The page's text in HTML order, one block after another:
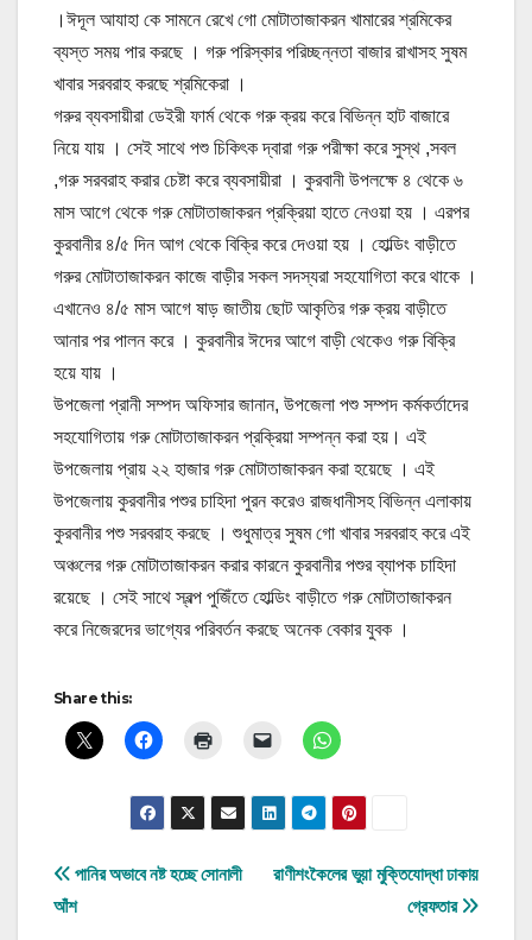
।ঈদূল আযাহা কে সামনে রেখে গো মোটাতাজাকরন খামারের শ্রমিকের
ব্যস্ত সময় পার করছে । গরু পরিস্কার পরিচ্ছন্নতা বাজার রাখাসহ সুষম
খাবার সরবরাহ করছে শ্রমিকেরা ।
গরুর ব্যবসায়ীরা ডেইরী ফার্ম থেকে গরু ক্রয় করে বিভিন্ন হাট বাজারে
নিয়ে যায় । সেই সাথে পশু চিকিৎক দ্বারা গরু পরীক্ষা করে সুস্থ ,সবল
,গরু সরবরাহ করার চেষ্টা করে ব্যবসায়ীরা । কুরবানী উপলক্ষে ৪ থেকে ৬
মাস আগে থেকে গরু মোটাতাজাকরন প্রক্রিয়া হাতে নেওয়া হয় । এরপর
কুরবানীর ৪/৫ দিন আগ থেকে বিক্রি করে দেওয়া হয় । হোল্ডিং বাড়ীতে
গরুর মোটাতাজাকরন কাজে বাড়ীর সকল সদস্যরা সহযোগিতা করে থাকে ।
এখানেও ৪/৫ মাস আগে ষাড় জাতীয় ছোট আকৃতির গরু ক্রয় বাড়ীতে
আনার পর পালন করে । কুরবানীর ঈদের আগে বাড়ী থেকেও গরু বিক্রি
হয়ে যায় ।
উপজেলা প্রানী সম্পদ অফিসার জানান, উপজেলা পশু সম্পদ কর্মকর্তাদের
সহযোগিতায় গরু মোটাতাজাকরন প্রক্রিয়া সম্পন্ন করা হয়। এই
উপজেলায় প্রায় ২২ হাজার গরু মোটাতাজাকরন করা হয়েছে । এই
উপজেলায় কুরবানীর পশুর চাহিদা পুরন করেও রাজধানীসহ বিভিন্ন এলাকায়
কুরবানীর পশু সরবরাহ করছে । শুধুমাত্র সুষম গো খাবার সরবরাহ করে এই
অঞ্চলের গরু মোটাতাজাকরন করার কারনে কুরবানীর পশুর ব্যাপক চাহিদা
রয়েছে । সেই সাথে স্বল্প পুজিঁতে হোল্ডিং বাড়ীতে গরু মোটাতাজাকরন
করে নিজেরদের ভাগ্যের পরিবর্তন করছে অনেক বেকার যুবক ।
Share this:
Post
রাণীশংকৈলের ভুয়া মুক্তিযোদ্ধা ঢাকায়
গ্রেফতার
পানির অভাবে নষ্ট হচ্ছে সোনালী
আঁশ